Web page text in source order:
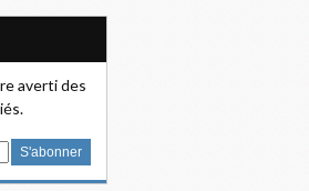
averti des